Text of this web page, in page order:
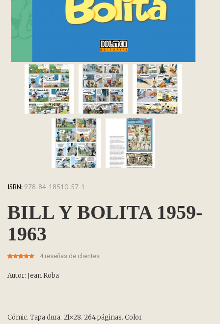
ISBN: 978-84-18510-57-1
BILL Y BOLITA 1959-
1963
customer
ratings
4reseñas de clientes
Autor: Jean Roba
Cómic. Tapa dura. 21×28. 264 páginas. Color